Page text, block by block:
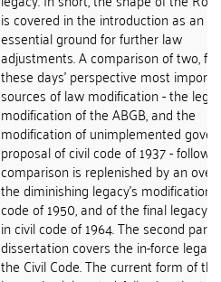
is covered in the introduction as an
essential ground for further law
adjustments. A comparison of two,
these days' perspective most
sources of law modification - the
modification of the ABGB, and the
modification of unimplemented
proposal of civil code of 1937 - follow.
comparison is replenished by an
the diminishing legacy's modification
code of 1950, and of the final
in civil code of 1964. The second part
dissertation covers the in-force legal
the Civil Code. The current form of the